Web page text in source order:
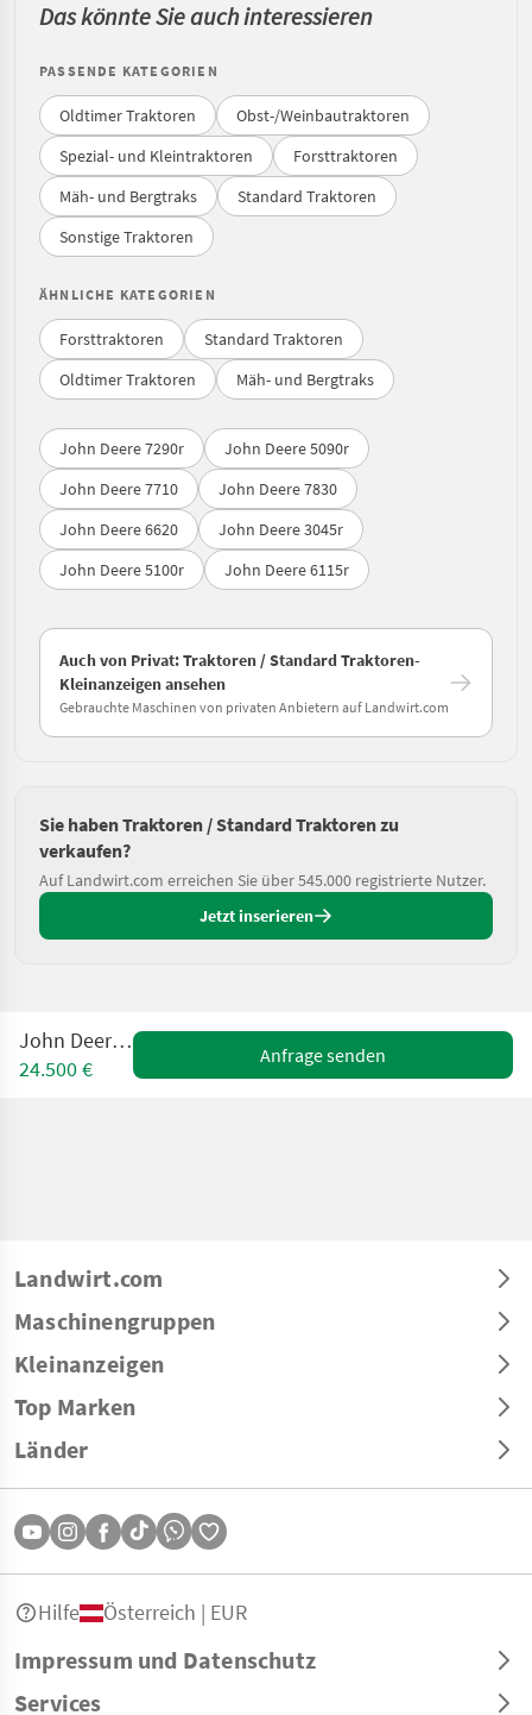
Das könnte Sie auch interessieren
PASSENDE KATEGORIEN
Oldtimer Traktoren
Obst-/Weinbautraktoren
Spezial- und Kleintraktoren
Forsttraktoren
Mäh- und Bergtraks
Standard Traktoren
Sonstige Traktoren
ÄHNLICHE KATEGORIEN
Forsttraktoren
Standard Traktoren
Oldtimer Traktoren
Mäh- und Bergtraks
John Deere 7290r
John Deere 5090r
John Deere 7710
John Deere 7830
John Deere 6620
John Deere 3045r
John Deere 5100r
John Deere 6115r
Auch von Privat: Traktoren / Standard Traktoren-
Kleinanzeigen ansehen
Gebrauchte Maschinen von privaten Anbietern auf Landwirt.com
Sie haben Traktoren / Standard Traktoren zu
verkaufen?
Auf Landwirt.com erreichen Sie über 545.000 registrierte Nutzer.
Jetzt inserieren
John Deere 5410
24.500 €
Anfrage senden
Landwirt.com
Maschinengruppen
Kleinanzeigen
Top Marken
Länder
Impressum und Datenschutz
Services
Hilfe Österreich | EUR